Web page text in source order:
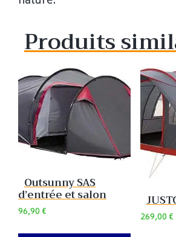
Produits
Outsunny SAS
d’entrée et salon
96,90€ 269,00€